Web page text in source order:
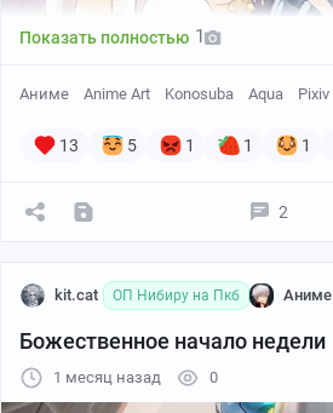
Показать полностью 1
Аниме Anime Art Konosuba Aqua Pixiv
13 5 1 1 1
2
kit.cat ОП Нибиру на Пкб Аниме
Божественное начало недели
1 месяц назад 0